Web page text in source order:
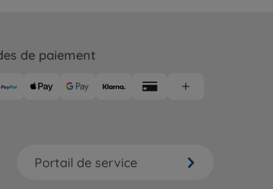
de paiement
Portail de service